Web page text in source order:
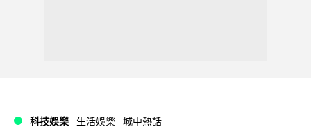
科技娛樂 生活娛樂 城中熱話